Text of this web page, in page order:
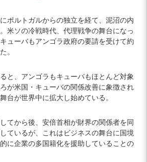
ポルトガルからの独立を経て、泥沼の内
米ソの冷戦時代、代理戦争の舞台になっ
ューバもアンゴラ政府の要請を受けて約
。
と、アンゴラもキューバもほとんど対象
が米国・キューバの関係改善に象徴され
台が世界中に拡大し始めている。
てから後、安倍首相が財界の関係者を同
ているが、これはビジネスの舞台に国境
に企業の多国籍化を援助していることの